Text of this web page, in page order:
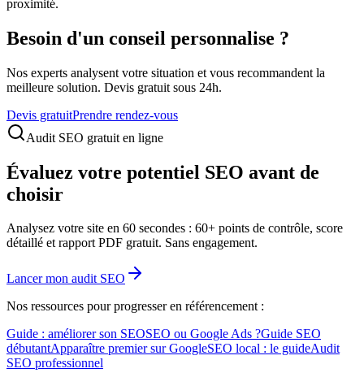
proximité.
Besoin d'un conseil personnalise ?
Nos experts analysent votre situation et vous recommandent la
meilleure solution. Devis gratuit sous 24h.
Devis gratuitPrendre rendez-vous
Audit SEO gratuit en ligne
Évaluez votre potentiel SEO avant de
choisir
Analysez votre site en 60 secondes : 60+ points de contrôle, score
détaillé et rapport PDF gratuit. Sans engagement.
Lancer mon audit SEO
Nos ressources pour progresser en référencement :
Guide : améliorer son SEOSEO ou Google Ads ?Guide SEO
débutantApparaître premier sur GoogleSEO local : le guideAudit
SEO professionnel